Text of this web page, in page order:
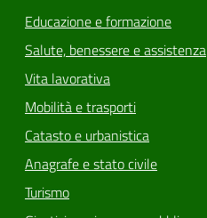
Educazione e formazione
Salute, benessere e assistenza
Vita lavorativa
Mobilità e trasporti
Catasto e urbanistica
Anagrafe e stato civile
Turismo